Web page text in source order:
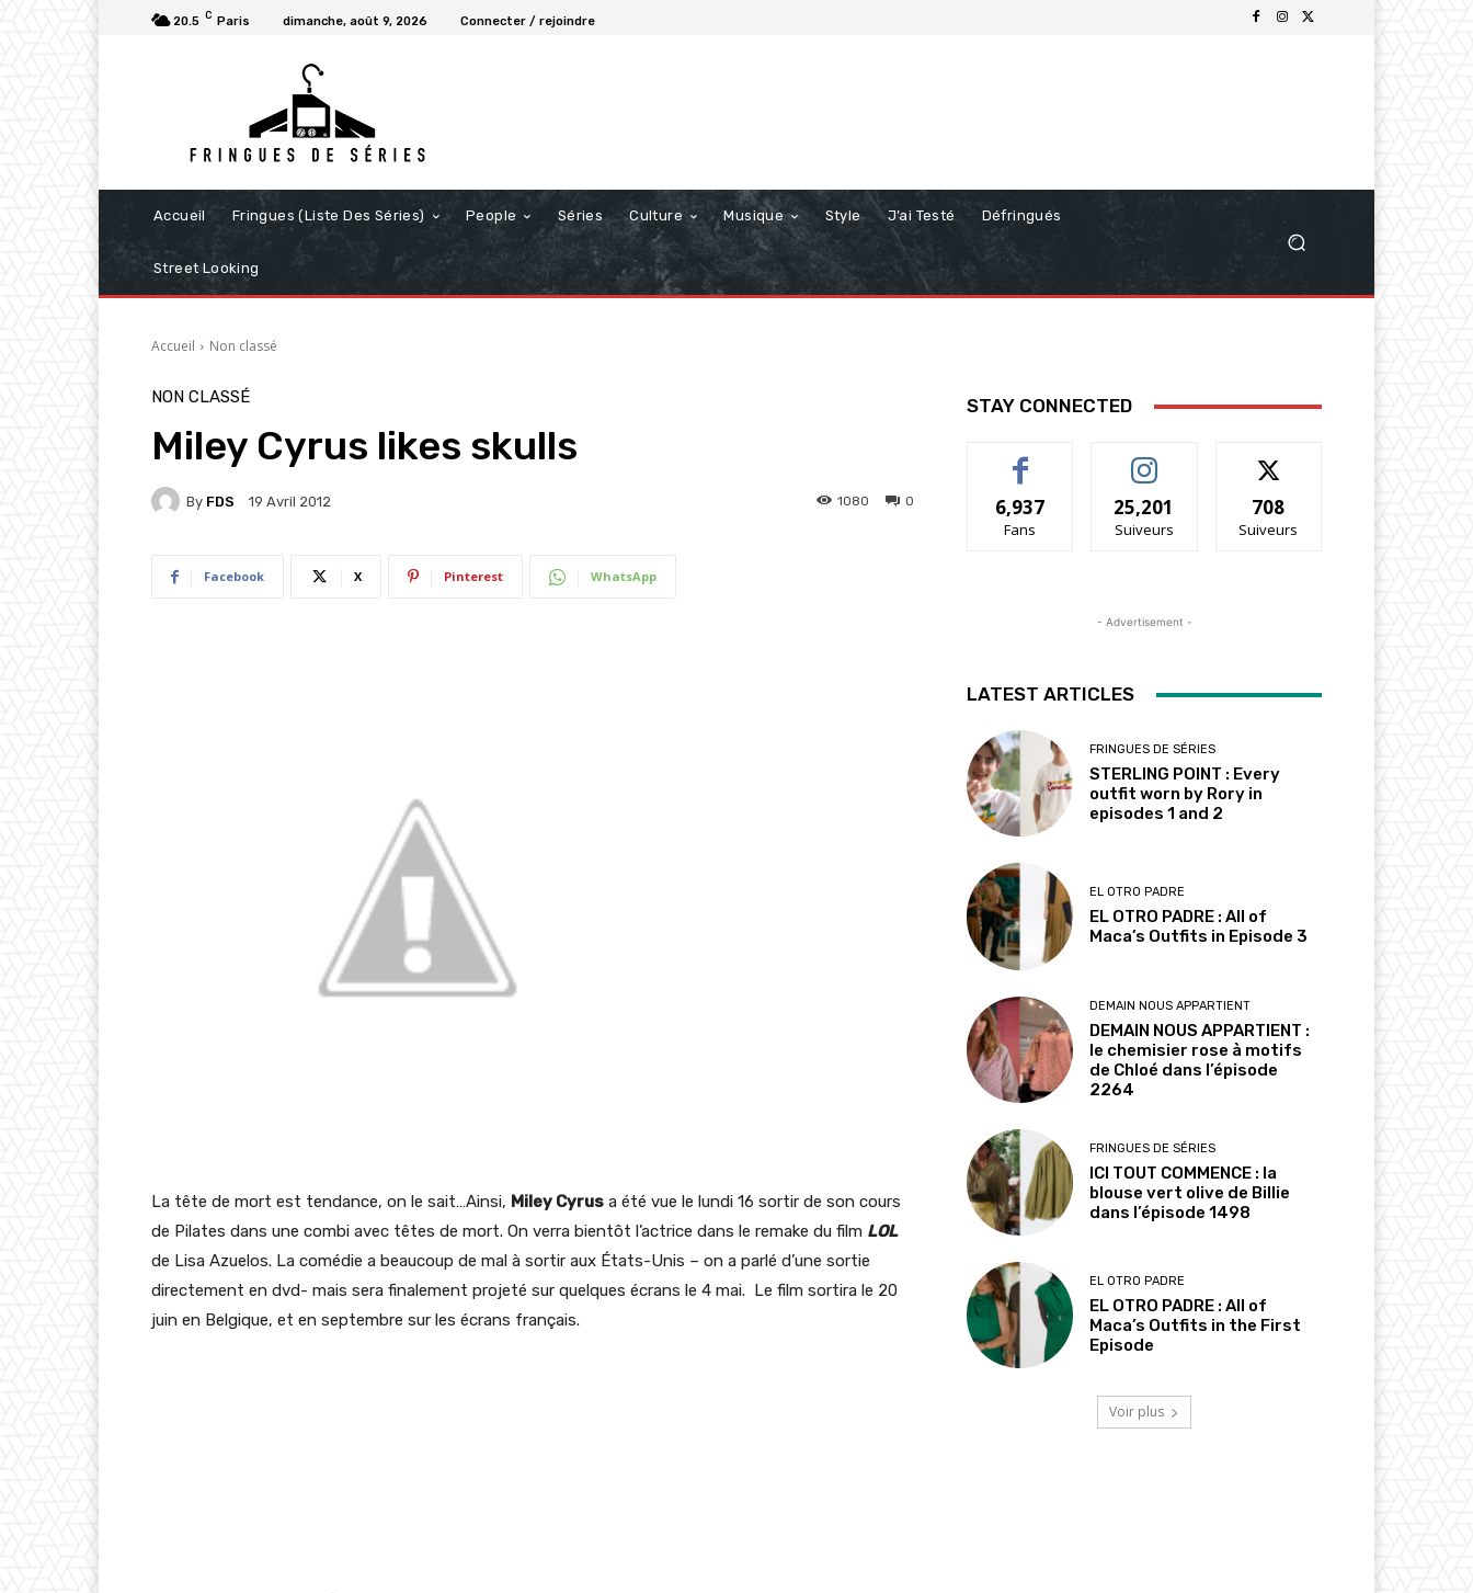
20.5 C Paris dimanche, août 9, 2026 Connecter / rejoindre
Accueil Fringues (Liste Des Séries) People Séries Culture Musique Style J’ai Testé Défringués
Street Looking
Accueil Non classé
NON CLASSÉ
Miley Cyrus likes skulls
By FDS 19 Avril 2012 0
1080
Facebook X Pinterest WhatsApp
La tête de mort est tendance, on le sait…Ainsi, Miley Cyrus a été vue le lundi 16 sortir de son cours
de Pilates dans une combi avec têtes de mort. On verra bientôt l’actrice dans le remake du film LOL
de Lisa Azuelos. La comédie a beaucoup de mal à sortir aux États-Unis – on a parlé d’une sortie
directement en dvd- mais sera finalement projeté sur quelques écrans le 4 mai. Le film sortira le 20
juin en Belgique, et en septembre sur les écrans français.
STAY CONNECTED
6,937
Fans
25,201
Suiveurs
708
Suiveurs
- Advertisement -
LATEST ARTICLES
FRINGUES DE SÉRIES
STERLING POINT : Every
outfit worn by Rory in
episodes 1 and 2
EL OTRO PADRE
EL OTRO PADRE : All of
Maca’s Outfits in Episode 3
DEMAIN NOUS APPARTIENT
DEMAIN NOUS APPARTIENT :
le chemisier rose à motifs
de Chloé dans l’épisode
2264
FRINGUES DE SÉRIES
ICI TOUT COMMENCE : la
blouse vert olive de Billie
dans l’épisode 1498
EL OTRO PADRE
EL OTRO PADRE : All of
Maca’s Outfits in the First
Episode
Voir plus